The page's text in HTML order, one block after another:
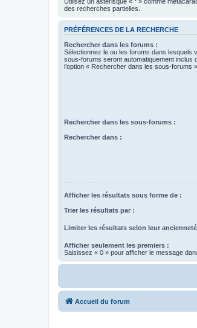
des recherches partielles.
PRÉFÉRENCES DE LA RECHERCHE
Rechercher dans les forums :
Sélectionnez le ou les forums dans lesquels
sous-forums seront automatiquement
l’option « Rechercher dans les sous-forums
Rechercher dans les sous-forums :
Rechercher dans :
Afficher les résultats sous forme de :
Trier les résultats par :
Limiter les résultats selon leur
Afficher seulement les premiers :
Saisissez « 0 » pour afficher le message
Accueil du forum